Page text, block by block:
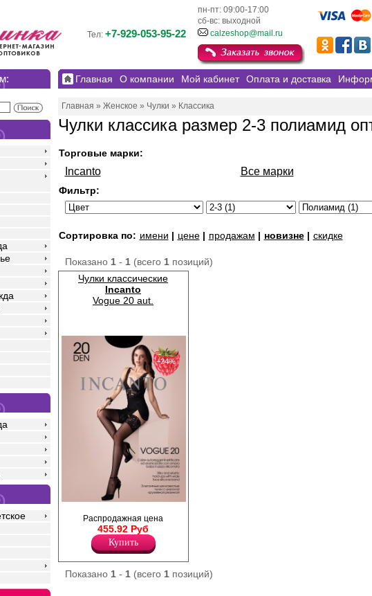
пн-пт: 09:00-17:00
сб-вс: выходной
Тел: +7-929-053-95-22 calzeshop@mail.ru
Главная О компании Мой кабинет Оплата и доставка
Главная » Женское » Чулки » Классика
Чулки классика размер 2-3 полиамид
Торговые марки:
Incanto Все марки
Фильтр:
Сортировка по: имени | цене| продажам | новизне| скидке
Показано 1- 1(всего 1позиций)
Чулки классические
Incanto
Vogue 20 aut.
кружевной резинкой на силиконовой
основе и прозрачным укреплённым
Эластан 10%
Плотность 20ден
−24%
Распродажная цена
455.92 Руб
Купить
Показано 1- 1(всего 1позиций)